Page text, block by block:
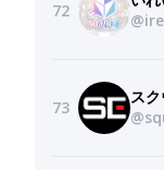
72
73
ス